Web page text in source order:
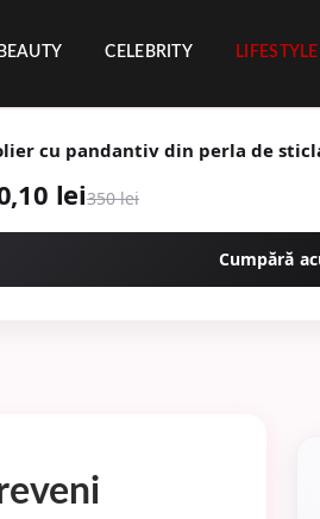
BEAUTY CELEBRITY LIFESTYLE
cu pandantiv din perla de
lei350 lei
Cumpără